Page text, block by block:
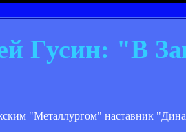
Гусин: "В
"Металлургом" наставник